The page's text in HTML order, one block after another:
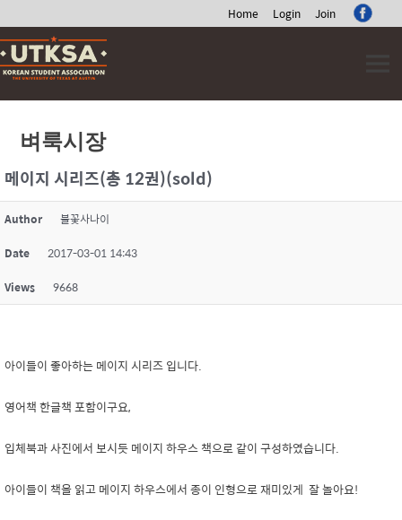
Home Login Join
Skip
to
content
벼룩시장
메이지 시리즈(총 12권)(sold)
Author 불꽃사나이
Date 2017-03-01 14:43
Views 9668
아이들이 좋아하는 메이지 시리즈 입니다.
영어책 한글책 포함이구요,
입체북과 사진에서 보시듯 메이지 하우스 책으로 같이 구성하였습니다.
아이들이 책을 읽고 메이지 하우스에서 종이 인형으로 재미있게 잘 놀아요!